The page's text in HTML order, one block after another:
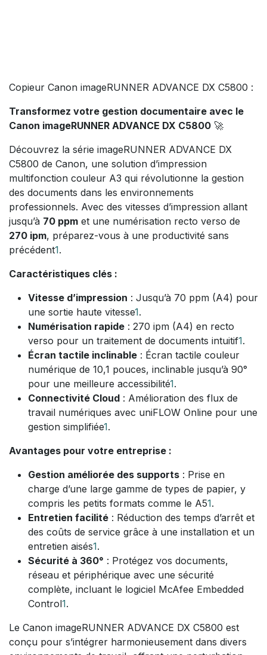
Copieur Canon imageRUNNER ADVANCE DX C5800 :
Transformez votre gestion documentaire avec le
Canon imageRUNNER ADVANCE DX C5800 🚀
Découvrez la série imageRUNNER ADVANCE DX
C5800 de Canon, une solution d’impression
multifonction couleur A3 qui révolutionne la gestion
des documents dans les environnements
professionnels. Avec des vitesses d’impression allant
jusqu’à 70 ppm et une numérisation recto verso de
270 ipm, préparez-vous à une productivité sans
précédent1.
Caractéristiques clés :
Vitesse d’impression : Jusqu’à 70 ppm (A4) pour
une sortie haute vitesse1.
Numérisation rapide : 270 ipm (A4) en recto
verso pour un traitement de documents intuitif1.
Écran tactile inclinable : Écran tactile couleur
numérique de 10,1 pouces, inclinable jusqu’à 90°
pour une meilleure accessibilité1.
Connectivité Cloud : Amélioration des flux de
travail numériques avec uniFLOW Online pour une
gestion simplifiée1.
Avantages pour votre entreprise :
Gestion améliorée des supports : Prise en
charge d’une large gamme de types de papier, y
compris les petits formats comme le A51.
Entretien facilité : Réduction des temps d’arrêt et
des coûts de service grâce à une installation et un
entretien aisés1.
Sécurité à 360° : Protégez vos documents,
réseau et périphérique avec une sécurité
complète, incluant le logiciel McAfee Embedded
Control1.
Le Canon imageRUNNER ADVANCE DX C5800 est
conçu pour s’intégrer harmonieusement dans divers